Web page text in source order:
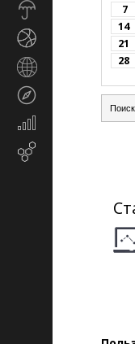
регионы
Экономика
7
14
21
28